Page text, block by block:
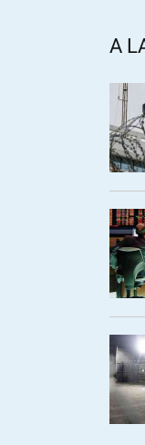
A